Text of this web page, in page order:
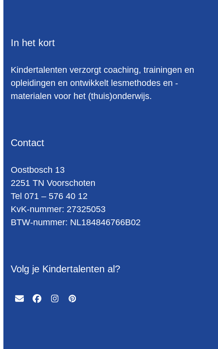
In het kort
Kindertalenten verzorgt coaching, trainingen en
opleidingen en ontwikkelt lesmethodes en -
materialen voor het (thuis)onderwijs.
Contact
Oost­bosch 13
2251 TN Voorschoten
Tel 071 – 576 40 12
KvK-nummer: 27325053
BTW-num­mer: NL184846766B02
Volg je Kindertalenten al?
EmailFacebook
Instagram
Pinterest